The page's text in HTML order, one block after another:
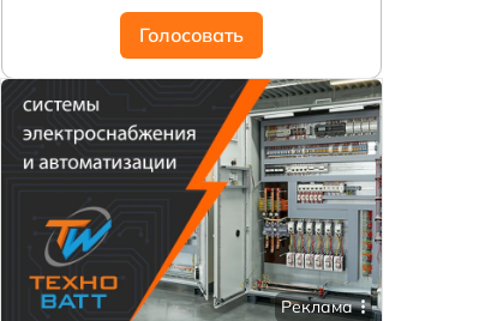
Голосовать
Реклама